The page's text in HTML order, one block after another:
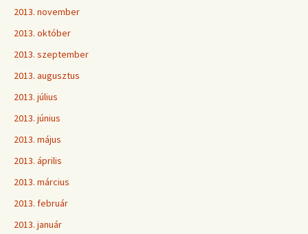
2013. november
2013. október
2013. szeptember
2013. augusztus
2013. július
2013. június
2013. május
2013. április
2013. március
2013. február
2013. január